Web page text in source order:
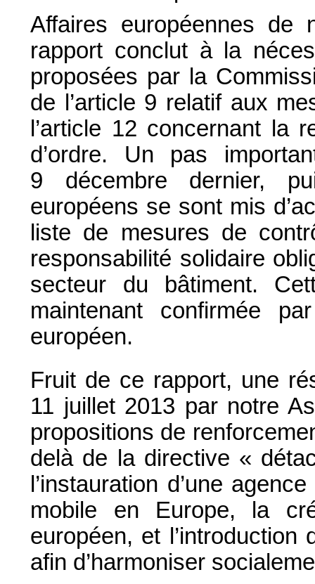
Affaires européennes de
rapport conclut à la
proposées par la
de l’article 9 relatif aux
l’article 12 concernant la
d’ordre. Un pas
9 décembre dernier,
européens se sont mis
liste de mesures de
responsabilité solidaire
secteur du bâtiment.
maintenant confirmée
européen.
Fruit de ce rapport, une
11 juillet 2013 par notre
propositions de
delà de la directive «
l’instauration d’une
mobile en Europe, la
européen, et l’introduction
afin d’harmoniser